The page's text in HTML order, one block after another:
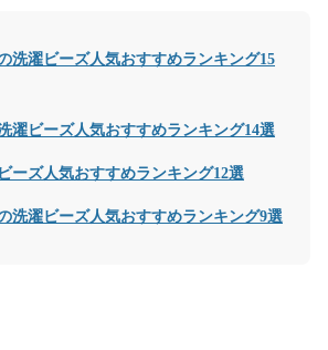
洗濯ビーズ人気おすすめランキング15
濯ビーズ人気おすすめランキング14選
ーズ人気おすすめランキング12選
洗濯ビーズ人気おすすめランキング9選